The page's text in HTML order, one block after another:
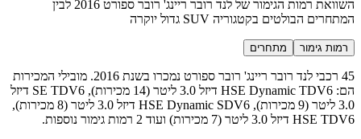
השוואת רמות הגימור של לנד רובר ריינג' רובר ספורט 2016 לבין
המתחרים הבולטים בקטגוריה SUV גדול יוקרה
רמות גימור מתחרים
45 רכבי לנד רובר ריינג' רובר ספורט נמכרו בשנת 2016. מובילי המכירות
הם: HSE Dynamic TDV6 דיזל 3.0 ליטר (14 מכירות), SE TDV6 דיזל
3.0 ליטר (9 מכירות), HSE Dynamic SDV6 דיזל 3.0 ליטר (8 מכירות),
HSE TDV6 דיזל 3.0 ליטר (7 מכירות) ועוד 2 רמות גימור נוספות.